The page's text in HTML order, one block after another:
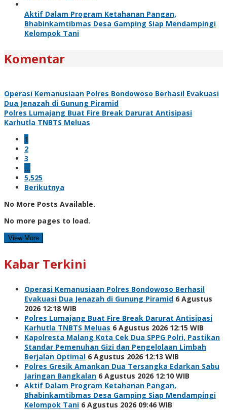
Aktif Dalam Program Ketahanan Pangan,
Bhabinkamtibmas Desa Gamping Siap Mendampingi
Kelompok Tani
Komentar
Operasi Kemanusiaan Polres Bondowoso Berhasil Evakuasi
Dua Jenazah di Gunung Piramid
Polres Lumajang Buat Fire Break Darurat Antisipasi
Karhutla TNBTS Meluas
1
2
3
…
5,525
Berikutnya
No More Posts Available.
No more pages to load.
View More
Kabar Terkini
Operasi Kemanusiaan Polres Bondowoso Berhasil
Evakuasi Dua Jenazah di Gunung Piramid 6 Agustus
2026 12:18 WIB
Polres Lumajang Buat Fire Break Darurat Antisipasi
Karhutla TNBTS Meluas 6 Agustus 2026 12:15 WIB
Kapolresta Malang Kota Cek Dua SPPG Polri, Pastikan
Standar Pemenuhan Gizi dan Pengelolaan Limbah
Berjalan Optimal 6 Agustus 2026 12:13 WIB
Polres Gresik Amankan Dua Tersangka Edarkan Sabu
Jaringan Bangkalan 6 Agustus 2026 12:10 WIB
Aktif Dalam Program Ketahanan Pangan,
Bhabinkamtibmas Desa Gamping Siap Mendampingi
Kelompok Tani 6 Agustus 2026 09:46 WIB